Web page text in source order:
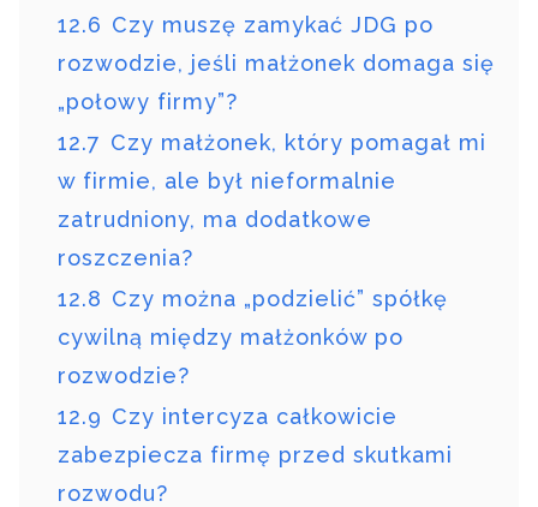
12.6 Czy muszę zamykać JDG po
rozwodzie, jeśli małżonek domaga się
„połowy firmy”?
12.7 Czy małżonek, który pomagał mi
w firmie, ale był nieformalnie
zatrudniony, ma dodatkowe
roszczenia?
12.8 Czy można „podzielić” spółkę
cywilną między małżonków po
rozwodzie?
12.9 Czy intercyza całkowicie
zabezpiecza firmę przed skutkami
rozwodu?